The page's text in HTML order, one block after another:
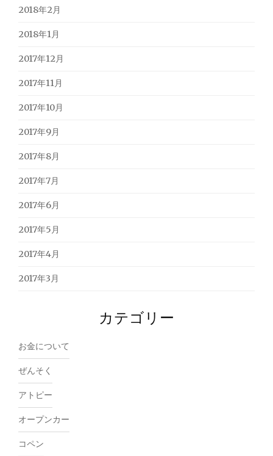
2018年2月
2018年1月
2017年12月
2017年11月
2017年10月
2017年9月
2017年8月
2017年7月
2017年6月
2017年5月
2017年4月
2017年3月
カテゴリー
お金について
ぜんそく
アトピー
オープンカー
コペン